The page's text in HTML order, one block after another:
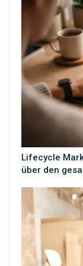
Lifecycle
über den